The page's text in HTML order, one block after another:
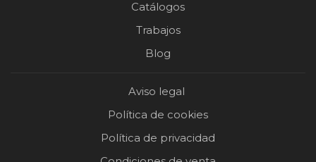
Catálogos
Trabajos
Blog
Aviso legal
Política de cookies
Política de privacidad